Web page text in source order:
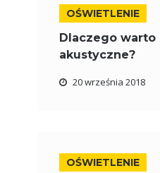
OŚWIETLENIE
Dlaczego warto
akustyczne?
20 września 2018
OŚWIETLENIE